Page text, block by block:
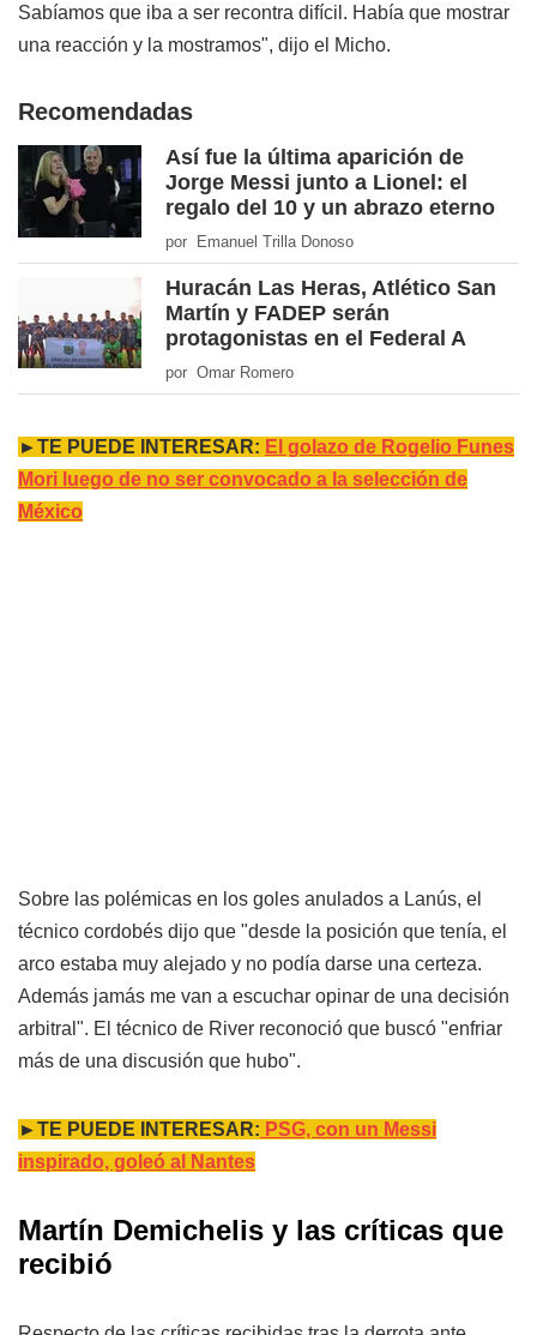
Sabíamos que iba a ser recontra difícil. Había que mostrar
una reacción y la mostramos", dijo el Micho.
Recomendadas
Así fue la última aparición de
Jorge Messi junto a Lionel: el
regalo del 10 y un abrazo eterno
por Emanuel Trilla Donoso
Huracán Las Heras, Atlético San
Martín y FADEP serán
protagonistas en el Federal A
por Omar Romero
►TE PUEDE INTERESAR: El golazo de Rogelio Funes
Mori luego de no ser convocado a la selección de
México
Sobre las polémicas en los goles anulados a Lanús, el
técnico cordobés dijo que "desde la posición que tenía, el
arco estaba muy alejado y no podía darse una certeza.
Además jamás me van a escuchar opinar de una decisión
arbitral". El técnico de River reconoció que buscó "enfriar
más de una discusión que hubo".
►TE PUEDE INTERESAR: PSG, con un Messi
inspirado, goleó al Nantes
Martín Demichelis y las críticas que
recibió